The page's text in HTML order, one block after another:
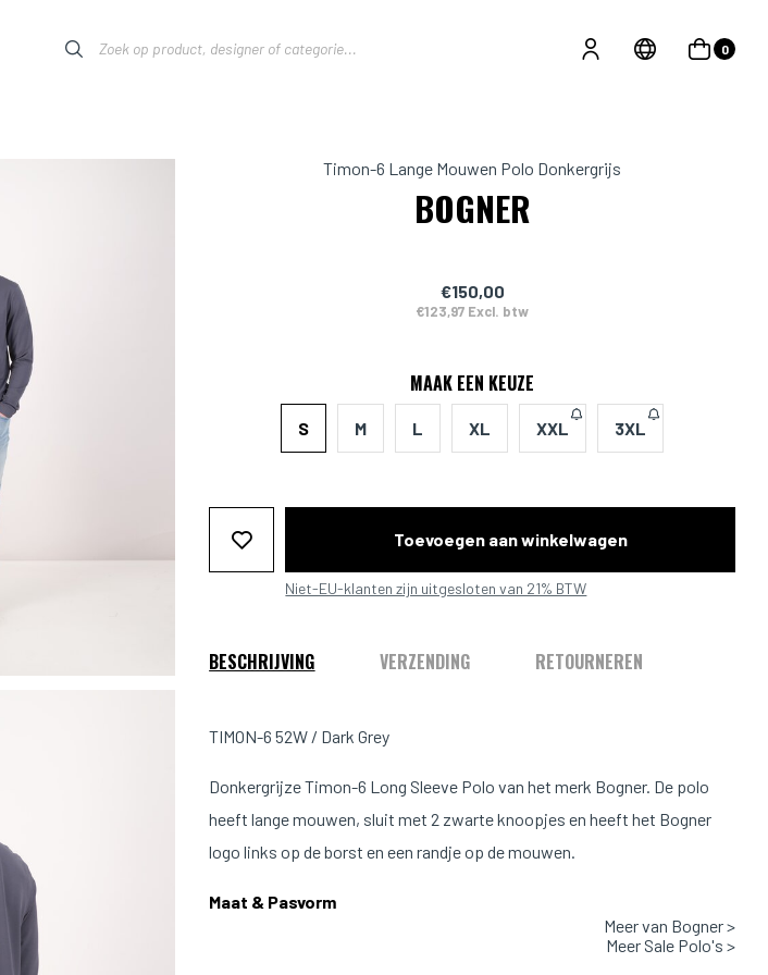
0
Timon-6 Lange Mouwen Polo Donkergrijs
BOGNER
€150,00
€123,97 Excl. btw
MAAK EEN KEUZE
S M L XL XXL 3XL
Toevoegen aan winkelwagen
Niet-EU-klanten zijn uitgesloten van 21% BTW
BESCHRIJVING VERZENDING RETOURNEREN
TIMON-6 52W / Dark Grey
Donkergrijze Timon-6 Long Sleeve Polo van het merk Bogner. De polo
heeft lange mouwen, sluit met 2 zwarte knoopjes en heeft het Bogner
logo links op de borst en een randje op de mouwen.
Maat & Pasvorm
Meer van Bogner >
Meer Sale Polo's >